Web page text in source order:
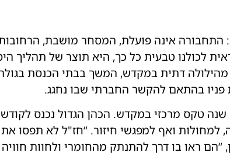
התחבורה אינה פועלת, המסחר מושבת,
לכולנו טבעית כל כך, היא תוצר של תהליך
מהילולה דתית במקדש, המשך בבתי הכנסת
בהתאם להקשר החברתי שבו נחגג.
שנה טקס מרכזי במקדש. הכהן הגדול נכנס
למחולות ואף למפגשי חיזור. “חז"ל לא תפסו את
“הם ראו בו דרך להתנתק מהחומרי ולחוות